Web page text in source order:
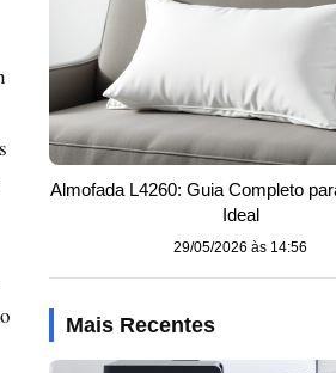
Almofada L4260: Guia Completo
Ideal
29/05/2026 às 14:56
Mais Recentes